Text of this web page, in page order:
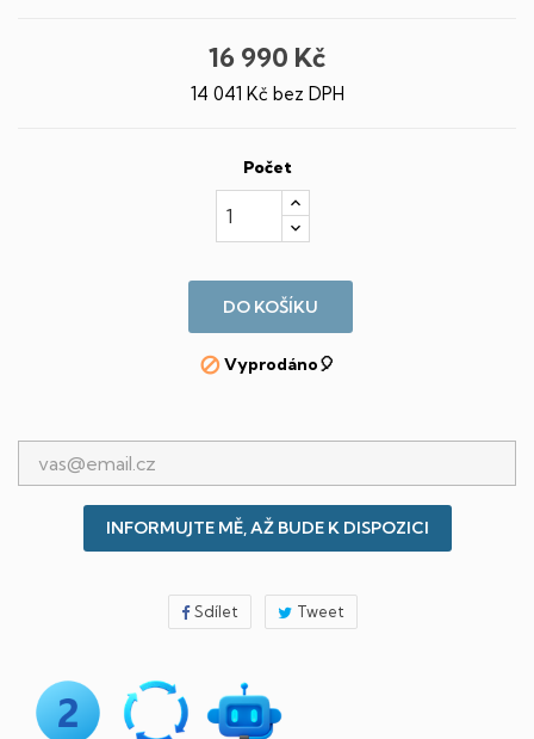
16 990 Kč
14 041 Kč bez DPH
Počet
DO KOŠÍKU
Vyprodáno🎈
INFORMUJTE MĚ, AŽ BUDE K DISPOZICI
Sdílet Tweet